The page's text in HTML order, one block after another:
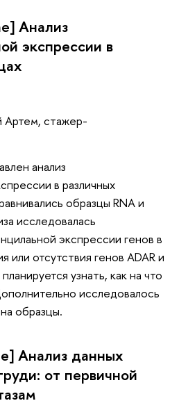
Анализ
экспрессии в
Артем, стажер-
анализ
в различных
образцы RNA и
исследовалась
экспрессии генов в
или отсутствия генов ADAR и
узнать, как на что
исследовалось
образцы.
Анализ данных
от первичной